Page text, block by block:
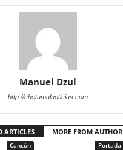
Manuel Dzul
http://chetumalnoticias.com
ARTICLES MORE FROM AUTHOR
Cancún Portada